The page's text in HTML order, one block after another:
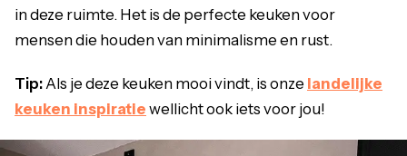
in deze ruimte. Het is de perfecte keuken voor
mensen die houden van minimalisme en rust.
Tip:Als je deze keuken mooi vindt, is onze landelijke
keuken inspiratie wellicht ook iets voor jou!